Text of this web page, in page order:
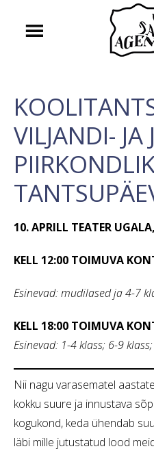
VILJANDI-
10. APRILL TEATER
KELL 12:00 TOIMUVA
Esinevad:mudilased ja 4-7
KELL 18:00 TOIMUVA
Esinevad: 1-4 klass; 6-9
Nii nagu varasematel
kokku suure ja innustava
kogukond, keda ühendab
läbi mille jutustatud lood